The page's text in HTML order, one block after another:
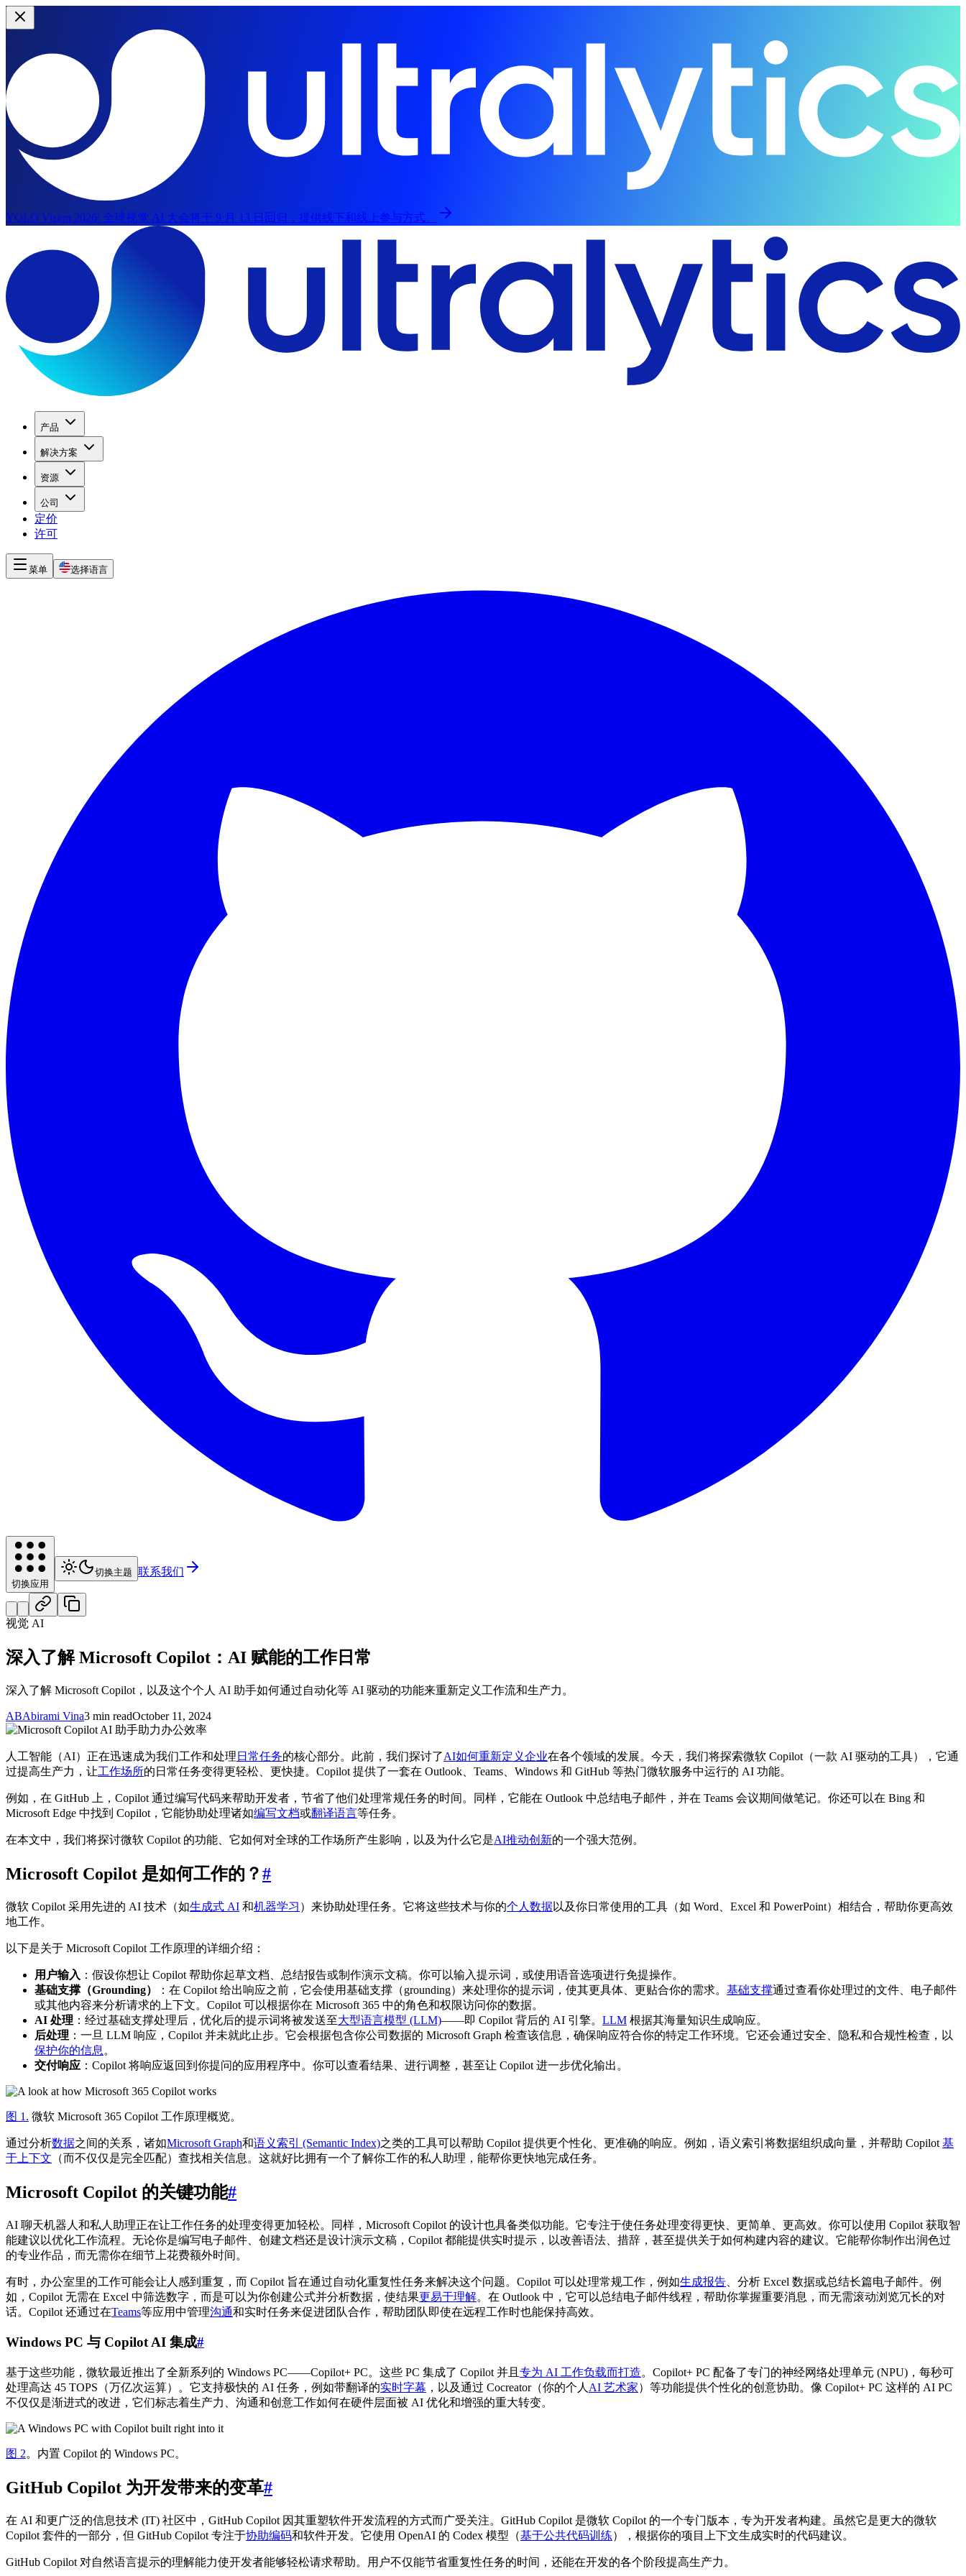
YOLO Vision 2026: 全球视觉 AI 大会将于 9 月 13 日回归，提供线下和线上参与方式。
产品
解决方案
资源
公司
定价
许可
菜单 选择语言
切换应用
切换主题 联系我们
视觉 AI
深入了解 Microsoft Copilot：AI 赋能的工作日常
深入了解 Microsoft Copilot，以及这个个人 AI 助手如何通过自动化等 AI 驱动的功能来重新定义工作流和生产力。
ABAbirami Vina3 min readOctober 11, 2024
人工智能（AI）正在迅速成为我们工作和处理 日常任务的核心部分。此前，我们探讨了AI如何重新定义企业在各个领域的发展。今天，我们将探索微软 Copilot（一款 AI 驱动的工具），它通
过提高生产力，让工作场所的日常任务变得更轻松、更快捷。Copilot 提供了一套在 Outlook、Teams、Windows 和 GitHub 等热门微软服务中运行的 AI 功能。
例如，在 GitHub 上，Copilot 通过编写代码来帮助开发者，节省了他们处理常规任务的时间。同样，它能在 Outlook 中总结电子邮件，并在 Teams 会议期间做笔记。你还可以在 Bing 和
Microsoft Edge 中找到 Copilot，它能协助处理诸如编写文档或翻译语言等任务。
在本文中，我们将探讨微软 Copilot 的功能、它如何对全球的工作场所产生影响，以及为什么它是AI推动创新的一个强大范例。
Microsoft Copilot 是如何工作的？#
微软 Copilot 采用先进的 AI 技术（如生成式 AI 和机器学习 ）来协助处理任务。它将这些技术与你的个人数据以及你日常使用的工具（如 Word、Excel 和 PowerPoint）相结合，帮助你更高效
地工作。
以下是关于 Microsoft Copilot 工作原理的详细介绍：
用户输入 ：假设你想让 Copilot 帮助你起草文档、总结报告或制作演示文稿。你可以输入提示词，或使用语音选项进行免提操作。
基础支撑（Grounding）
：在 Copilot 给出响应之前，它会使用基础支撑（grounding）来处理你的提示词，使其更具体、更贴合你的需求。 基础支撑通过查看你处理过的文件、电子邮件
或其他内容来分析请求的上下文。Copilot 可以根据你在 Microsoft 365 中的角色和权限访问你的数据。
AI 处理 ：经过基础支撑处理后，优化后的提示词将被发送至大型语言模型 (LLM)——即 Copilot 背后的 AI 引擎。 LLM 根据其海量知识生成响应。
后处理 ：一旦 LLM 响应，Copilot 并未就此止步。它会根据包含你公司数据的 Microsoft Graph 检查该信息，确保响应符合你的特定工作环境。它还会通过安全、隐私和合规性检查，以
保护你的信息 。
交付响应 ：Copilot 将响应返回到你提问的应用程序中。你可以查看结果、进行调整，甚至让 Copilot 进一步优化输出。
图 1. 微软 Microsoft 365 Copilot 工作原理概览。
通过分析数据之间的关系，诸如Microsoft Graph和语义索引 (Semantic Index)之类的工具可以帮助 Copilot 提供更个性化、更准确的响应。例如，语义索引将数据组织成向量，并帮助 Copilot 基
于上下文 （而不仅仅是完全匹配）查找相关信息。这就好比拥有一个了解你工作的私人助理，能帮你更快地完成任务。
Microsoft Copilot 的关键功能#
AI 聊天机器人和私人助理正在让工作任务的处理变得更加轻松。同样，Microsoft Copilot 的设计也具备类似功能。它专注于使任务处理变得更快、更简单、更高效。你可以使用 Copilot 获取智
能建议以优化工作流程。无论你是编写电子邮件、创建文档还是设计演示文稿，Copilot 都能提供实时提示，以改善语法、措辞，甚至提供关于如何构建内容的建议。它能帮你制作出润色过
的专业作品，而无需你在细节上花费额外时间。
有时，办公室里的工作可能会让人感到重复，而 Copilot 旨在通过自动化重复性任务来解决这个问题。Copilot 可以处理常规工作，例如生成报告 、分析 Excel 数据或总结长篇电子邮件。例
如，Copilot 无需在 Excel 中筛选数字，而是可以为你创建公式并分析数据，使结果更易于理解。在 Outlook 中，它可以总结电子邮件线程，帮助你掌握重要消息，而无需滚动浏览冗长的对
话。Copilot 还通过在Teams等应用中管理沟通和实时任务来促进团队合作，帮助团队即使在远程工作时也能保持高效。
Windows PC 与 Copilot AI 集成#
基于这些功能，微软最近推出了全新系列的 Windows PC——Copilot+ PC。这些 PC 集成了 Copilot 并且 专为 AI 工作负载而打造。Copilot+ PC 配备了专门的神经网络处理单元 (NPU)，每秒可
处理高达 45 TOPS（万亿次运算）。它支持极快的 AI 任务，例如带翻译的实时字幕 ，以及通过 Cocreator（你的个人 AI 艺术家）等功能提供个性化的创意协助。像 Copilot+ PC 这样的 AI PC
不仅仅是渐进式的改进，它们标志着生产力、沟通和创意工作如何在硬件层面被 AI 优化和增强的重大转变。
图 2。内置 Copilot 的 Windows PC。
GitHub Copilot 为开发带来的变革#
在 AI 和更广泛的信息技术 (IT) 社区中，GitHub Copilot 因其重塑软件开发流程的方式而广受关注。GitHub Copilot 是微软 Copilot 的一个专门版本，专为开发者构建。虽然它是更大的微软
Copilot 套件的一部分，但 GitHub Copilot 专注于协助编码和软件开发。它使用 OpenAI 的 Codex 模型（基于公共代码训练），根据你的项目上下文生成实时的代码建议。
GitHub Copilot 对自然语言提示的理解能力使开发者能够轻松请求帮助。用户不仅能节省重复性任务的时间，还能在开发的各个阶段提高生产力。